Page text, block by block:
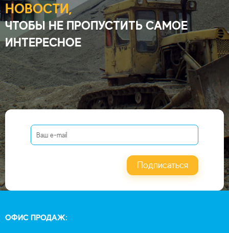
НОВОСТИ,
ЧТОБЫ НЕ ПРОПУСТИТЬ САМОЕ
ИНТЕРЕСНОЕ
Подписаться
ОФИС ПРОДАЖ: